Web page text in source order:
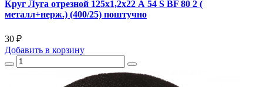
Круг Луга отрезной 125х1,2х22 А 54 S BF 80 2 (
металл+нерж.) (400/25) поштучно
30 ₽
Добавить в корзину